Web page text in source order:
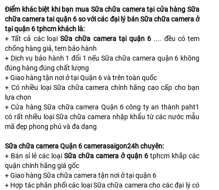
Điểm khác biệt khi bạn mua Sữa chữa camera tại cửa hàng Sữa
chữa camera tai quận 6 so với các đại lý bán Sữa chữa camera ở
tại quận 6 tphcm khách là:
+ Tất cả các loạiSữa chữa camera tại quận 6 .... đều có tem
chống hàng giả, tem bảo hành
+ Dịch vụ bảo hành 1 đổi 1 nếu Sữa chữa camera quận 6 không
đúng hàng đúng chất lượng
+ Giao hàng tận nơi ở tại Quận 6 và trên toàn quốc
+ Có nhiều loại Sữa chữa camera chính hãng cao cấp cho bạn
lựa chọn
+ Cửa hàng Sữa chữa camera Quận 6 công ty an thành paht1
có rất nhiều loại Sữa chữa camera nhập khẩu từ các nước mẫu
mã đẹp phong phú và đa dạng
Sữa chữa camera Quận 6 camerasaigon24h chuyên:
+ Bán sỉ lẻ các loại Sữa chữa camera ở quận 6 tphcm khắp các
quận chính hãng giá gốc
+ Giao hàng Sữa chữa camera tận nơi ở tại quận 6
+ Hợp tác phân phối các loại Sữa chữa camera cho các đại lý có